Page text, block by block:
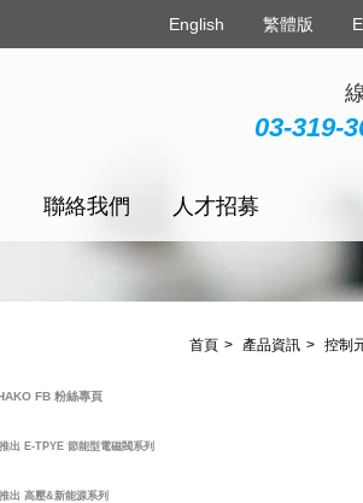
English 繁體版
03-319-
聯絡我們 人才招募
首頁 產品資訊 控制
FB 粉絲專頁
TPYE 節能型電磁閥系列
壓&新能源系列